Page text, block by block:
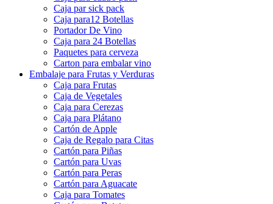
Caja par sick pack
Caja para12 Botellas
Portador De Vino
Caja para 24 Botellas
Paquetes para cerveza
Carton para embalar vino
Embalaje para Frutas y Verduras
Caja para Frutas
Caja de Vegetales
Caja para Cerezas
Caja para Plátano
Cartón de Apple
Caja de Regalo para Citas
Cartón para Piñas
Cartón para Uvas
Cartón para Peras
Cartón para Aguacate
Caja para Tomates